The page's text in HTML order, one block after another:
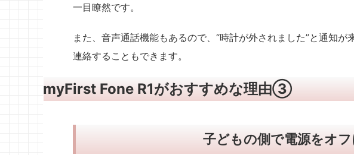
一目瞭然です。
また、音声通話機能もあるので、“時計が外されました”と通知
連絡することもできます。
myFirst Fone R1がおすすめな理由③
子どもの側で電源をオ